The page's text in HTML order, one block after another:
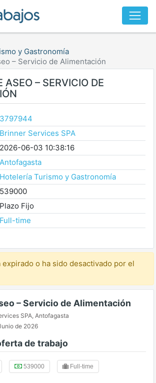
y Gastronomía
– Servicio de Alimentación
ASEO – SERVICIO DE
3797944
Brinner Services SPA
2026-06-03 10:38:16
Antofagasta
Hotelería Turismo y Gastronomía
539000
Plazo Fijo
Full-time
expirado o ha sido desactivado por el
– Servicio de Alimentación
SPA, Antofagasta
de 2026
de trabajo
539000 Full-time